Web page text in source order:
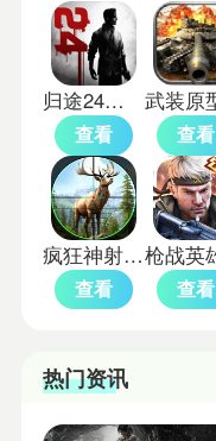
归途24小时免费版
查看 查看
疯狂神射手单机版
查看 查看
热门资讯